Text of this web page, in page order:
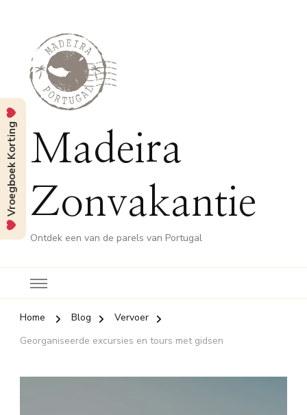
Madeira
Zonvakantie
Ontdek een van de parels van Portugal
Home Blog
Vervoer
Georganiseerde excursies en tours met gidsen
Vroegboek Korting